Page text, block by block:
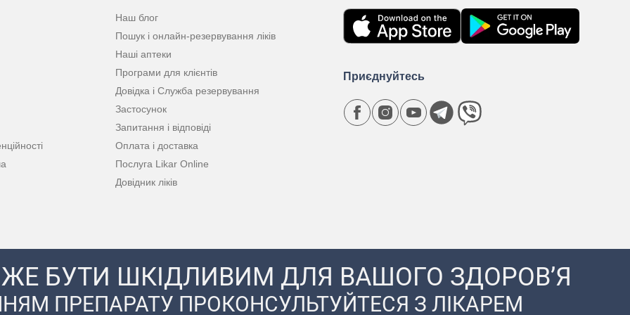
Наш блог
Пошук і онлайн-резервування ліків
Наші аптеки
Програми для клієнтів
Довідка і Служба резервування
Застосунок
Запитання і відповіді
Оплата і доставка
Послуга Likar Online
Довідник ліків
Приєднуйтесь
БУТИ ШКІДЛИВИМ ДЛЯ ВАШОГО ЗДОРОВ’Я
ПРЕПАРАТУ ПРОКОНСУЛЬТУЙТЕСЯ З ЛІКАРЕМ